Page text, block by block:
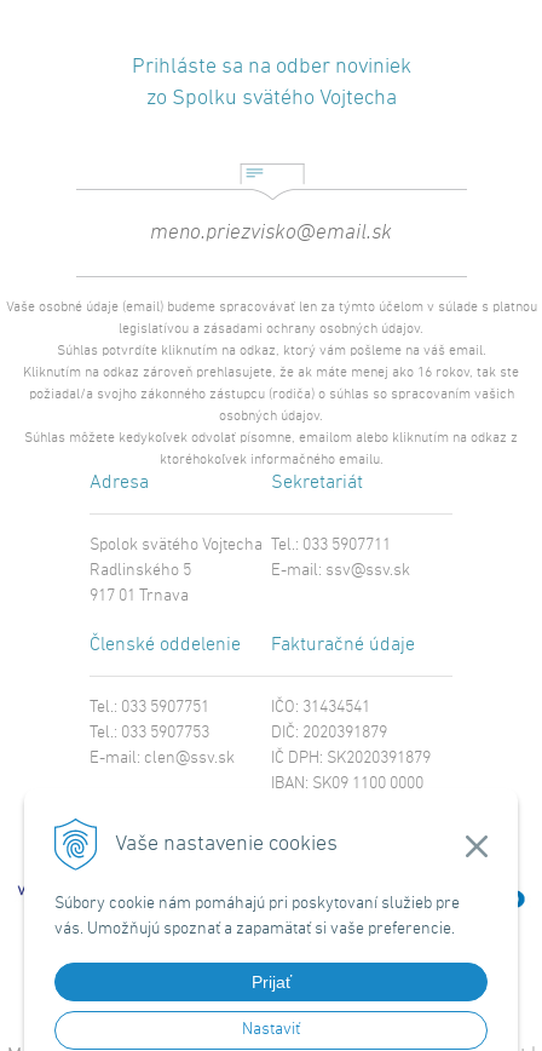
Vaše nastavenie cookies
Súbory cookie nám pomáhajú pri poskytovaní služieb pre
vás. Umožňujú spoznať a zapamätať si vaše preferencie.
Prijať
Nastaviť
Prihláste sa na odber noviniek
zo Spolku svätého Vojtecha
Vaše osobné údaje (email) budeme spracovávať len za týmto účelom v súlade s platnou
legislatívou a zásadami ochrany osobných údajov.
Súhlas potvrdíte kliknutím na odkaz, ktorý vám pošleme na váš email.
Kliknutím na odkaz zároveň prehlasujete, že ak máte menej ako 16 rokov, tak ste
požiadal/a svojho zákonného zástupcu (rodiča) o súhlas so spracovaním vašich
osobných údajov.
Súhlas môžete kedykoľvek odvolať písomne, emailom alebo kliknutím na odkaz z
ktoréhokoľvek informačného emailu.
Adresa
Spolok svätého Vojtecha
Radlinského 5
917 01 Trnava
Sekretariát
Tel.: 033 5907711
E-mail: ssv@ssv.sk
Členské oddelenie
Tel.: 033 5907751
Tel.: 033 5907753
E-mail: clen@ssv.sk
Fakturačné údaje
IČO: 31434541
DIČ: 2020391879
IČ DPH: SK2020391879
IBAN: SK09 1100 0000
SWIFT: TATRSKBX